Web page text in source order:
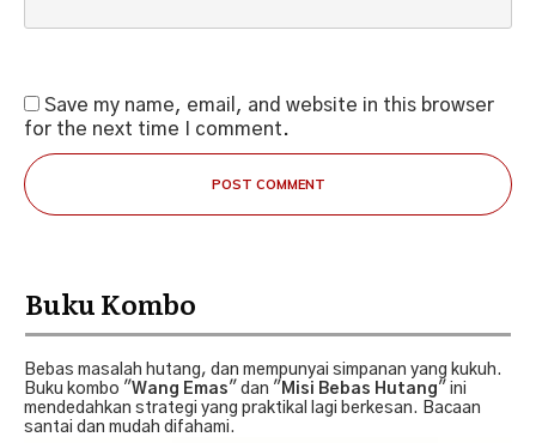
Save my name, email, and website in this browser
for the next time I comment.
POST COMMENT
Buku Kombo
Bebas masalah hutang, dan mempunyai simpanan yang kukuh.
Buku kombo "Wang Emas" dan " Misi Bebas Hutang" ini
mendedahkan strategi yang praktikal lagi berkesan. Bacaan
santai dan mudah difahami.